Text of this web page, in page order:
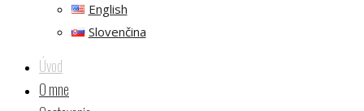
English
Slovenčina
Úvod
O mne